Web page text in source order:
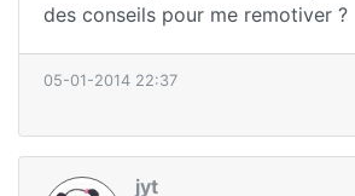
des conseils pour me remotiver ?
05-01-2014 22:37
jyt